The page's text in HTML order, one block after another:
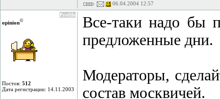
06.04.2004 12:57
Profile
opinion©
Постов: 512
Дата регистрации: 14.11.2003
Все-таки надо бы
предложенные дни.
Модераторы,
состав москвичей.